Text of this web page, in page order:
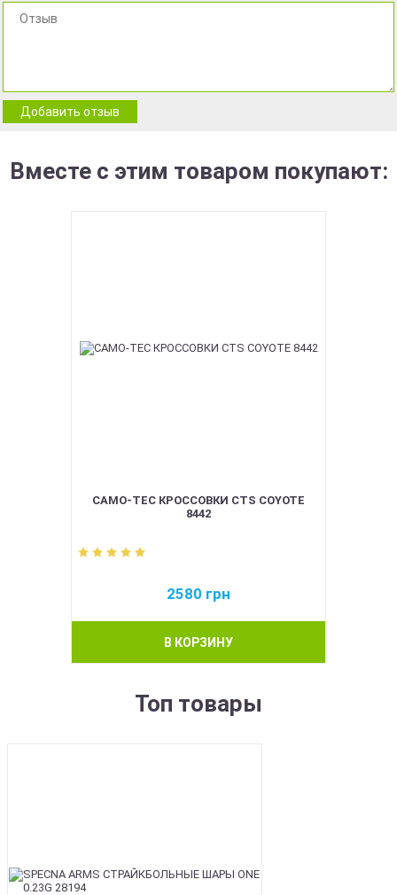
Добавить отзыв
Вместе с этим товаром покупают:
CAMO-TEC КРОССОВКИ CTS COYOTE
8442
2580 грн
В КОРЗИНУ
Топ товары